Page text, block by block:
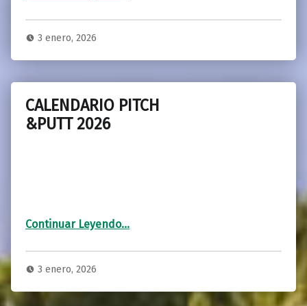
3 enero, 2026
CALENDARIO PITCH
&PUTT 2026
Continuar Leyendo…
3 enero, 2026